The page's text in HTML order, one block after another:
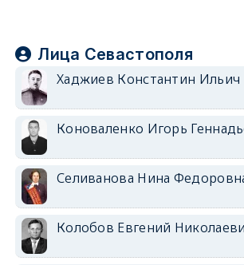
Лица Севастополя
Хаджиев Константин Ильич
Коноваленко Игорь
Селиванова Нина
Колобов Евгений